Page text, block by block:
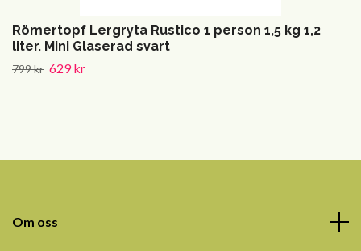
Römertopf Lergryta Rustico 1 person 1,5 kg 1,2
liter. Mini Glaserad svart
799 kr 629 kr
Om oss